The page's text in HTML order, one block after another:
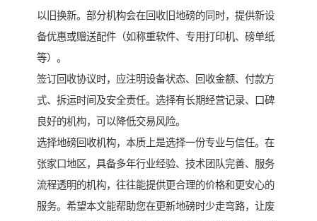
以旧换新。部分机构会在回收旧地磅的同时，提供新设
备优惠或赠送配件（如称重软件、专用打印机、磅单纸
等）。
签订回收协议时，应注明设备状态、回收金额、付款方
式、拆运时间及安全责任。选择有长期经营记录、口碑
良好的机构，可以降低交易风险。
选择地磅回收机构，本质上是选择一份专业与信任。在
张家口地区，具备多年行业经验、技术团队完善、服务
流程透明的机构，往往能提供更合理的价格和更安心的
服务。希望本文能帮助您在更新地磅时少走弯路，让废